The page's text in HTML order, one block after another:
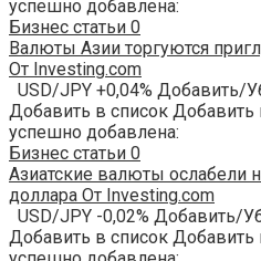
успешно добавлена:
Бизнес статьи 0
Валюты Азии торгуются
От Investing.com
USD/JPY +0,04% Добавить/
Добавить в список
успешно добавлена:
Бизнес статьи 0
Азиатские валюты ослабели
доллара От Investing.com
USD/JPY -0,02% Добавить/
Добавить в список